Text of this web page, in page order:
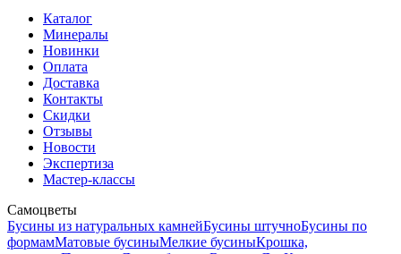
Каталог
Минералы
Новинки
Оплата
Доставка
Контакты
Скидки
Отзывы
Новости
Экспертиза
Мастер-классы
Самоцветы
Бусины из натуральных камнейБусины штучноБусины по
формамМатовые бусиныМелкие бусиныКрошка,